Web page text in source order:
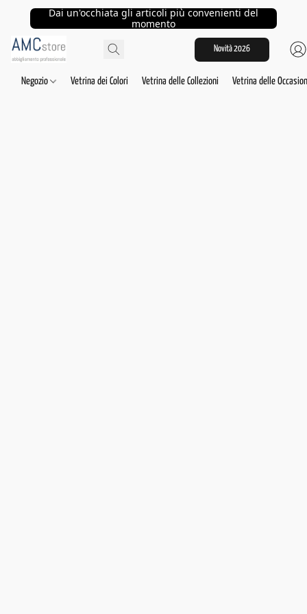
Dai un'occhiata gli articoli più convenienti del
momento
Novità 2026
Negozio Vetrina dei Colori Vetrina delle Collezioni Vetrina delle